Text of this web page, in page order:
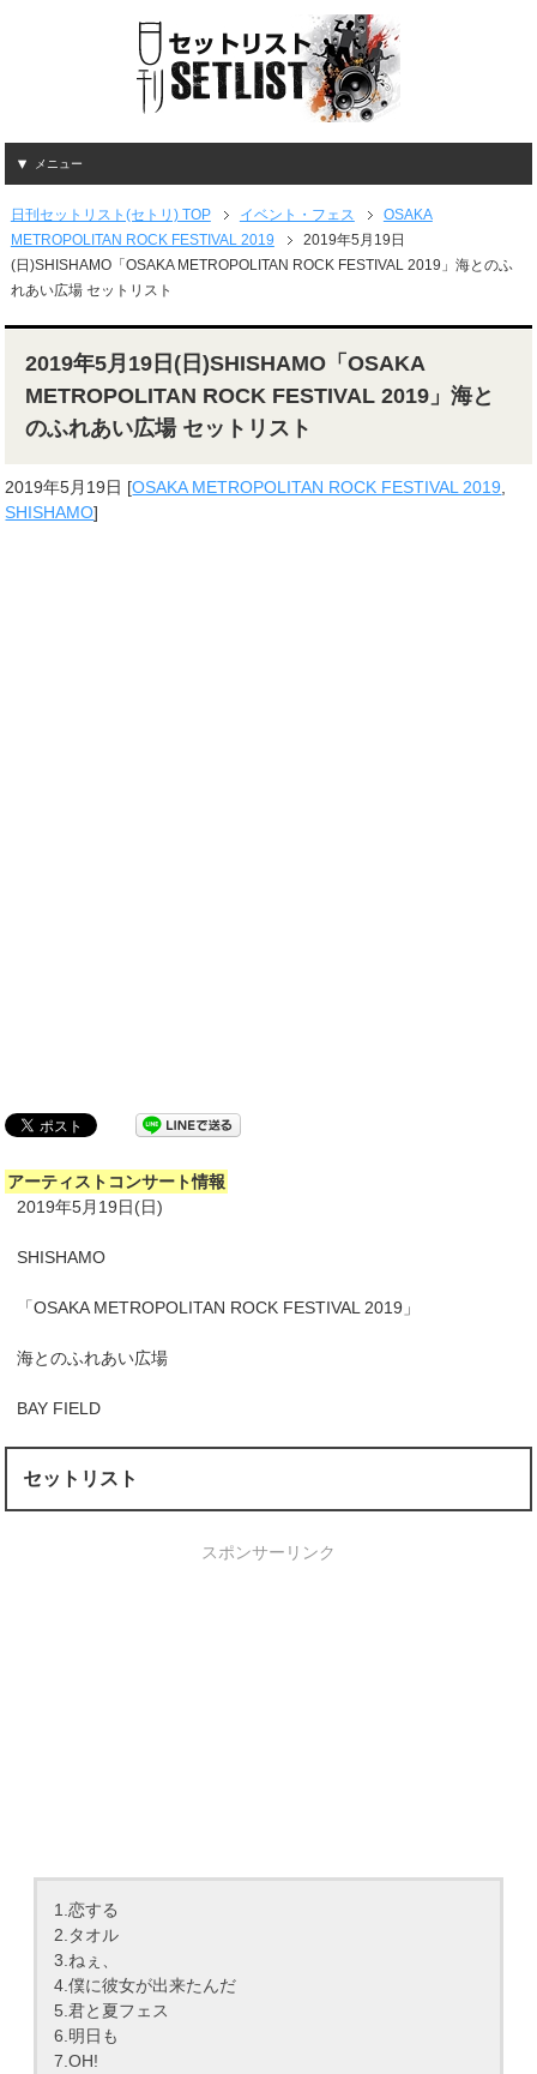
メニュー
日刊セットリスト(セトリ) TOP イベント・フェス
OSAKA
METROPOLITAN ROCK FESTIVAL 2019
2019年5月19日
(日)SHISHAMO「OSAKA METROPOLITAN ROCK FESTIVAL 2019」海とのふ
れあい広場 セットリスト
2019年5月19日(日)SHISHAMO「OSAKA
METROPOLITAN ROCK FESTIVAL 2019」海と
のふれあい広場 セットリスト
2019年5月19日 [OSAKA METROPOLITAN ROCK FESTIVAL 2019,
SHISHAMO]
アーティストコンサート情報
2019年5月19日(日)
SHISHAMO
「OSAKA METROPOLITAN ROCK FESTIVAL 2019」
海とのふれあい広場
BAY FIELD
セットリスト
スポンサーリンク
1.恋する
2.タオル
3.ねぇ、
4.僕に彼女が出来たんだ
5.君と夏フェス
6.明日も
7.OH!